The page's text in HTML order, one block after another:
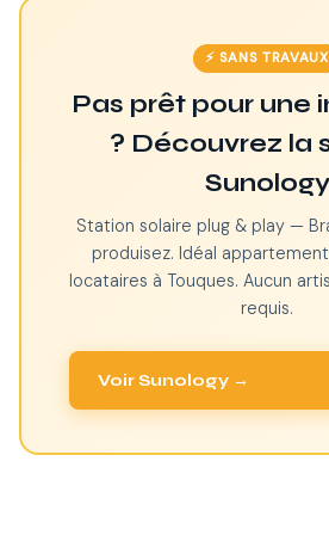
⚡ SANS TRAVAUX
Pas prêt pour une
? Découvrez la
Sunology
Station solaire plug & play —
produisez. Idéal
locataires à Touques. Aucun
requis.
Voir Sunology →